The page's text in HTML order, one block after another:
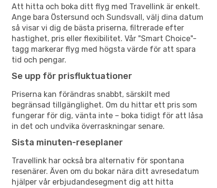
Att hitta och boka ditt flyg med Travellink är enkelt.
Ange bara Östersund och Sundsvall, välj dina datum
så visar vi dig de bästa priserna, filtrerade efter
hastighet, pris eller flexibilitet. Vår "Smart Choice"-
tagg markerar flyg med högsta värde för att spara
tid och pengar.
Se upp för prisfluktuationer
Priserna kan förändras snabbt, särskilt med
begränsad tillgänglighet. Om du hittar ett pris som
fungerar för dig, vänta inte – boka tidigt för att låsa
in det och undvika överraskningar senare.
Sista minuten-reseplaner
Travellink har också bra alternativ för spontana
resenärer. Även om du bokar nära ditt avresedatum
hjälper vår erbjudandesegment dig att hitta